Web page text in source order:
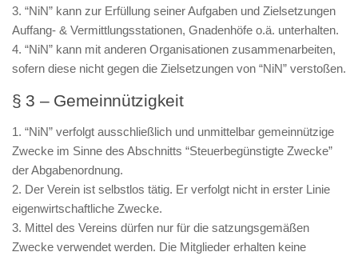
3. “NiN” kann zur Erfüllung seiner Aufgaben und Zielsetzungen
Auffang- & Vermittlungsstationen, Gnadenhöfe o.ä. unterhalten.
4. “NiN” kann mit anderen Organisationen zusammenarbeiten,
sofern diese nicht gegen die Zielsetzungen von “NiN” verstoßen.
§ 3 – Gemeinnützigkeit
1. “NiN” verfolgt ausschließlich und unmittelbar gemeinnützige
Zwecke im Sinne des Abschnitts “Steuerbegünstigte Zwecke”
der Abgabenordnung.
2. Der Verein ist selbstlos tätig. Er verfolgt nicht in erster Linie
eigenwirtschaftliche Zwecke.
3. Mittel des Vereins dürfen nur für die satzungsgemäßen
Zwecke verwendet werden. Die Mitglieder erhalten keine